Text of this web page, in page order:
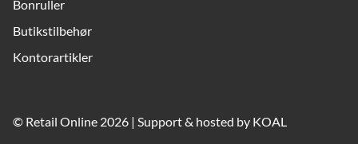
Bonruller
Butikstilbehør
Kontorartikler
© Retail Online 2026 | Support & hosted by KOAL